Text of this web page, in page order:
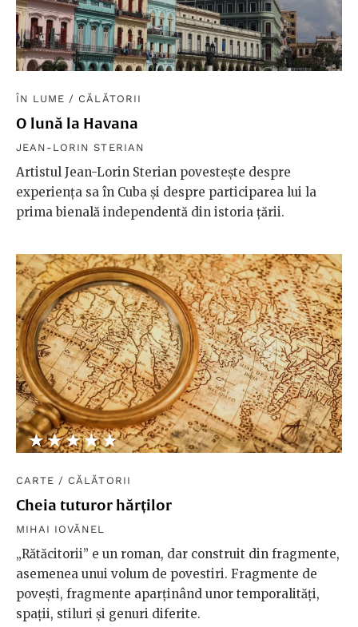
ÎN LUME / CĂLĂTORII
O lună la Havana
JEAN-LORIN STERIAN
Artistul Jean-Lorin Sterian povestește despre
experiența sa în Cuba și despre participarea lui la
prima bienală independentă din istoria țării.
★★★★★
☆☆☆☆☆
CARTE / CĂLĂTORII
Cheia tuturor hărților
MIHAI IOVĂNEL
„Rătăcitorii” e un roman, dar construit din fragmente,
asemenea unui volum de povestiri. Fragmente de
povești, fragmente aparținând unor temporalități,
spații, stiluri și genuri diferite.